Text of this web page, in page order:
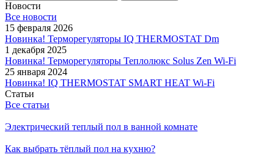
Новости
Все новости
15 февраля 2026
Новинка! Терморегуляторы IQ THERMOSTAT Dm
1 декабря 2025
Новинка! Терморегуляторы Теплолюкс Solus Zen Wi-Fi
25 января 2024
Новинка! IQ THERMOSTAT SMART HEAT Wi-Fi
Статьи
Все статьи
Электрический теплый пол в ванной комнате
Как выбрать тёплый пол на кухню?